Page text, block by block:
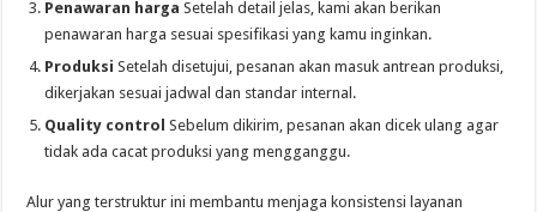
Penawaran harga Setelah detail jelas, kami akan berikan
penawaran harga sesuai spesifikasi yang kamu inginkan.
Produksi Setelah disetujui, pesanan akan masuk antrean produksi,
dikerjakan sesuai jadwal dan standar internal.
Quality control Sebelum dikirim, pesanan akan dicek ulang agar
tidak ada cacat produksi yang mengganggu.
Alur yang terstruktur ini membantu menjaga konsistensi layanan